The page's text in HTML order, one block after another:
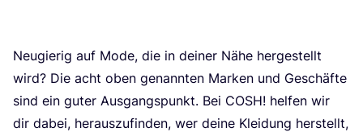
Neu­gie­rig auf Mode, die in dei­ner Nähe her­ge­stellt
wird? Die acht oben genann­ten Mar­ken und Geschäf­te
sind ein guter Aus­gangs­punkt. Bei COSH! hel­fen wir
dir dabei, her­aus­zu­fin­den, wer dei­ne Klei­dung her­stellt,